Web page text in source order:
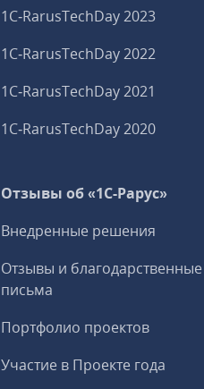
1C‑RarusTechDay 2023
1C‑RarusTechDay 2022
1C‑RarusTechDay 2021
1C‑RarusTechDay 2020
Отзывы об «1С-Рарус»
Внедренные решения
Отзывы и благодарственные
письма
Портфолио проектов
Участие в Проекте года